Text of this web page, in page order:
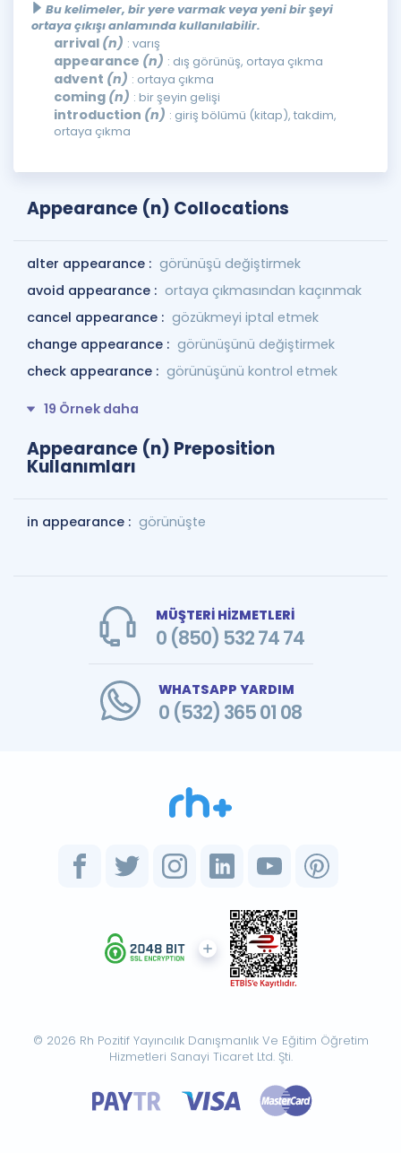
Bu kelimeler, bir yere varmak veya yeni bir şeyi
ortaya çıkışı anlamında kullanılabilir.
arrival (n) : varış
appearance (n) : dış görünüş, ortaya çıkma
advent (n) : ortaya çıkma
coming (n) : bir şeyin gelişi
introduction (n) : giriş bölümü (kitap), takdim,
ortaya çıkma
Appearance (n) Collocations
alter appearance : görünüşü değiştirmek
avoid appearance : ortaya çıkmasından kaçınmak
cancel appearance : gözükmeyi iptal etmek
change appearance : görünüşünü değiştirmek
check appearance : görünüşünü kontrol etmek
19 Örnek daha
Appearance (n) Preposition
Kullanımları
in appearance : görünüşte
MÜŞTERİ HİZMETLERİ
0 (850) 532 74 74
WHATSAPP YARDIM
0 (532) 365 01 08
© 2026 Rh Pozitif Yayıncılık Danışmanlık Ve Eğitim Öğretim
Hizmetleri Sanayi Ticaret Ltd. Şti.